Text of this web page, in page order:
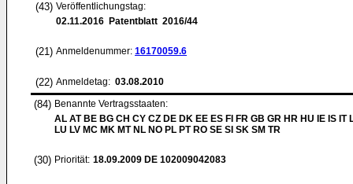
(43) Veröffentlichungstag:
02.11.2016 Patentblatt 2016/44
(21) Anmeldenummer: 16170059.6
(22) Anmeldetag: 03.08.2010
(84) Benannte Vertragsstaaten:
AL AT BE BG CH CY CZ DE DK EE ES FI FR GB GR HR HU IE IS IT
LU LV MC MK MT NL NO PL PT RO SE SI SK SM TR
(30) Priorität: 18.09.2009 DE 102009042083